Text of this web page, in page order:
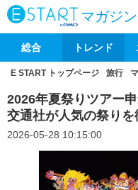
マガジン
総合 トレンド
E START トップページ 旅行
2026年夏祭りツアー
交通社が人気の祭りを
2026-05-28 10:15:00